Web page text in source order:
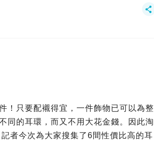
！只要配襯得宜，一件飾物已可以為整
同的耳環，而又不用大花金錢。因此淘
者今次為大家搜集了6間性價比高的耳